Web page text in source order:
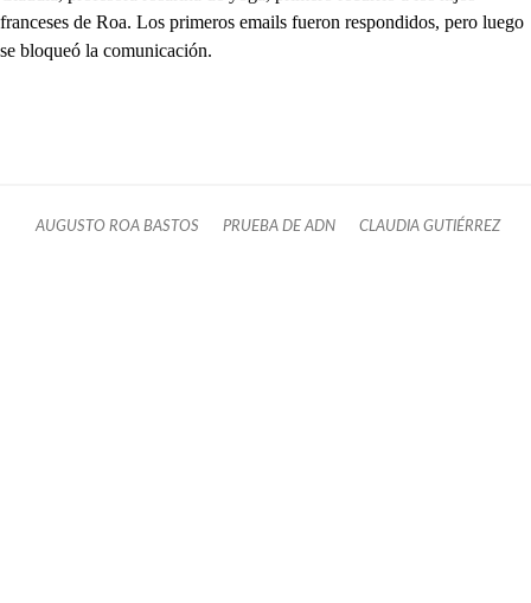
franceses de Roa. Los primeros emails fueron respondidos, pero luego
se bloqueó la comunicación.
AUGUSTO ROA BASTOS PRUEBA DE ADN CLAUDIA GUTIÉRREZ